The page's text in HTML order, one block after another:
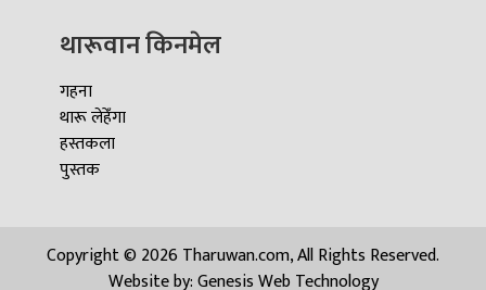
थारूवान किनमेल
गहना
थारू लेहेँगा
हस्तकला
पुस्तक
Copyright © 2026 Tharuwan.com, All Rights Reserved.
Website by:Genesis Web Technology